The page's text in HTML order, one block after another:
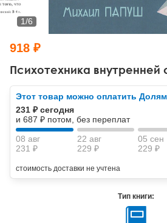
Тревожные расстройства,
Психодрама
Другие направления психотерапии
Классический, эриксоновский
НЛП
Психология труда и эргономика
Социальная психология
Социальная и организационная
Классический и юнгианский
Психотехника внутренней
1/6
918 ₽
Этот товар можно оплатить
231 ₽ сегодня
и 687 ₽ потом, без переплат
08 авг
231 ₽
22 авг
229 ₽
05 сен
229 ₽
стоимость доставки не учтена
Тип книги: